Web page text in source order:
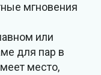
мгновения
или
для пар в
место,